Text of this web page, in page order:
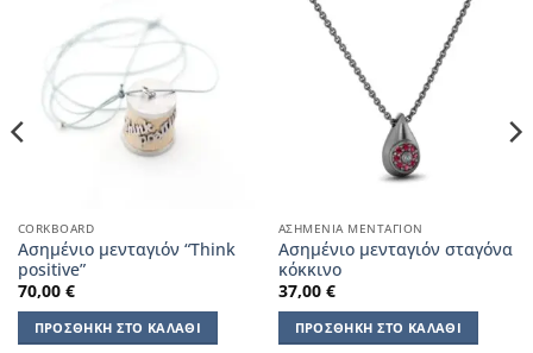
CORKBOARD
Ασημένιο μενταγιόν “Think
positive”
70,00 €
ΠΡΟΣΘΉΚΗ ΣΤΟ ΚΑΛΆΘΙ
ΑΣΗΜΈΝΙΑ ΜΕΝΤΑΓΙΌΝ
Ασημένιο μενταγιόν σταγόνα
κόκκινο
37,00 €
ΠΡΟΣΘΉΚΗ ΣΤΟ ΚΑΛΆΘΙ